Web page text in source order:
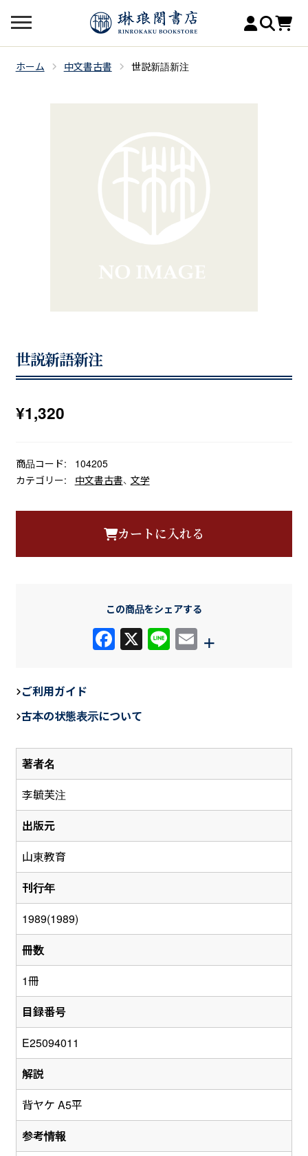
ホーム 中文書古書 世説新語新注
世説新語新注
¥1,320
商品コード:
104205
カテゴリー:
中文書古書、 文学
著者名
李毓芙注
出版元
山東教育
刊行年
1989(1989)
冊数
1冊
目録番号
E25094011
解説
背ヤケ A5平
参考情報
カートに入れる
この商品をシェアする
F
e
b
o
o
X Li E
+
ご利用ガイド
古本の状態表示について